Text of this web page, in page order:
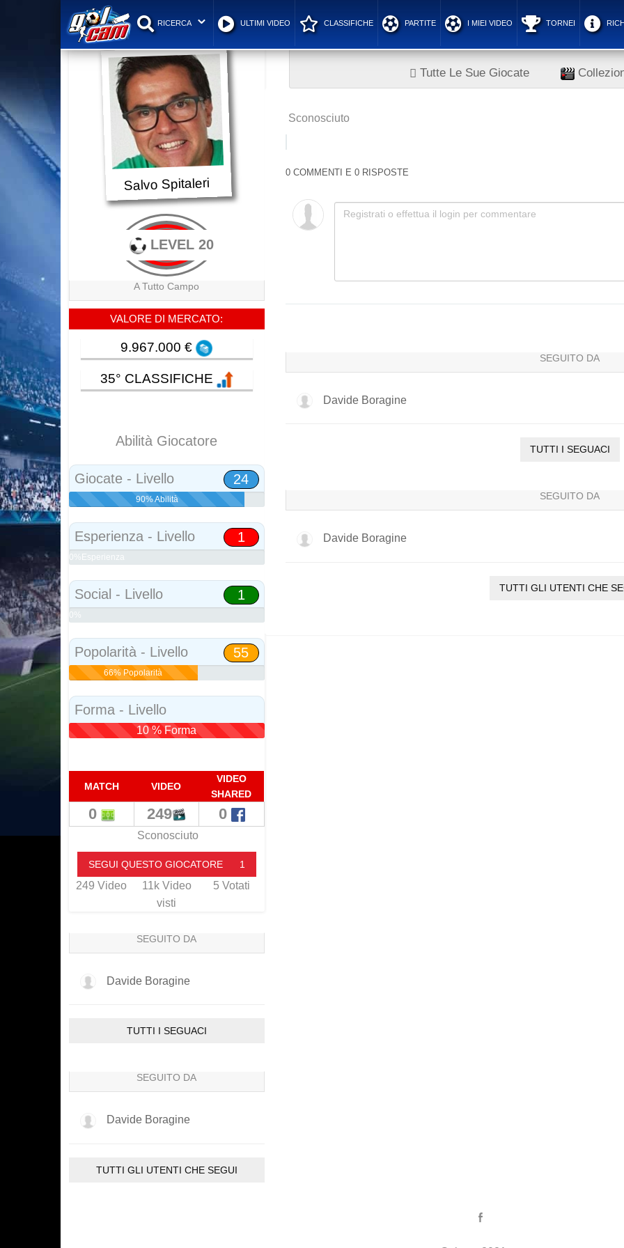
RICERCA ULTIMI VIDEO CLASSIFICHE PARTITE I MIEI VIDEO TORNEI
Salvo Spitaleri
LEVEL 20
A Tutto Campo
VALORE DI MERCATO:
9.967.000 €
35° CLASSIFICHE
Abilità Giocatore
Giocate - Livello 24
90% Abilità
Esperienza - Livello 1
0%Esperienza
Social - Livello 1
0%
Popolarità - Livello 55
66% Popolarità
Forma - Livello
10 % Forma
MATCH VIDEO
VIDEO
SHARED
0 249 0
Sconosciuto
SEGUI QUESTO GIOCATORE 1
249 Video 11k Video
visti
5 Votati
SEGUITO DA
Davide Boragine
TUTTI I SEGUACI
SEGUITO DA
Davide Boragine
TUTTI GLI UTENTI CHE SEGUI
Tutte Le Sue Giocate
Sconosciuto
0 COMMENTI E 0 RISPOSTE
SEGUITO DA
Davide Boragine
TUTTI I SEGUACI
SEGUITO DA
Davide Boragine
TUTTI GLI UTENTI CHE